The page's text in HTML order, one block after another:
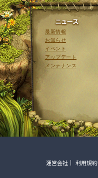
最新情報
お知らせ
イベント
アップデート
メンテナンス
運営会社 利用規約